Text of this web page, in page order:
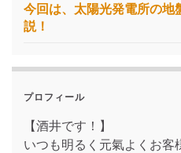
今回は、太陽光発電所の地
説！
プロフィール
【酒井です！】
いつも明るく元氣よくお客